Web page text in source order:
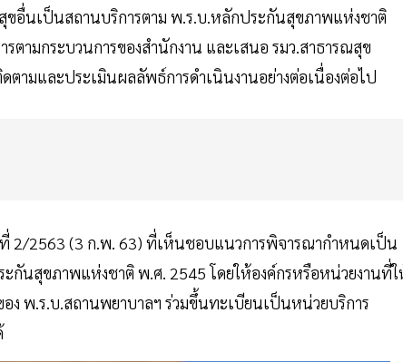
อื่นเป็นสถานบริการตาม พ.ร.บ.หลักประกันสุขภาพแห่งชาติ
ามกระบวนการของสำนักงาน และเสนอ รมว.สาธารณสุข
ามและประเมินผลลัพธ์การดำเนินงานอย่างต่อเนื่องต่อไป
2/2563 (3 ก.พ. 63) ที่เห็นชอบแนวการพิจารณากำหนดเป็น
กันสุขภาพแห่งชาติ พ.ศ. 2545 โดยให้องค์กรหรือหน่วยงานที่
ง พ.ร.บ.สถานพยาบาลฯ ร่วมขึ้นทะเบียนเป็นหน่วยบริการ